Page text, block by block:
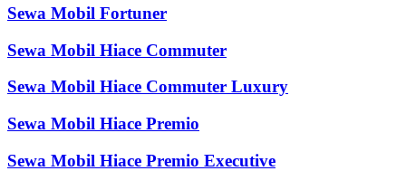
Sewa Mobil Fortuner
Sewa Mobil Hiace Commuter
Sewa Mobil Hiace Commuter Luxury
Sewa Mobil Hiace Premio
Sewa Mobil Hiace Premio Executive